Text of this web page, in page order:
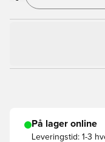
På lager online
Leveringstid: 1-3